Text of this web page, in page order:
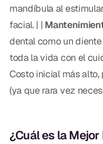
Dr. Hassan Haidar
Dr. Christian Bastien
Dr. Allen Newman
Dr. Marco Casco
mandíbula al
facial. | |
dental como un diente
toda la vida con el
Costo inicial más
(ya que rara vez
¿Cuál es la Mejor